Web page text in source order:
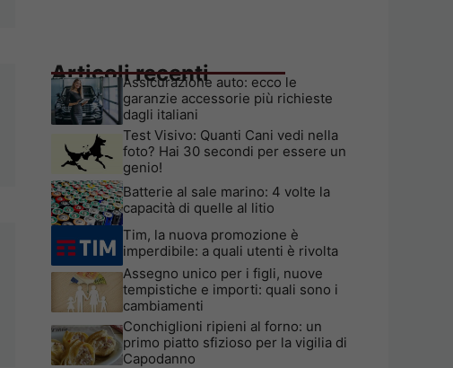
Articoli recenti
Assicurazione auto: ecco le
garanzie accessorie più richieste
dagli italiani
Test Visivo: Quanti Cani vedi nella
foto? Hai 30 secondi per essere un
genio!
Batterie al sale marino: 4 volte la
capacità di quelle al litio
Tim, la nuova promozione è
imperdibile: a quali utenti è rivolta
Assegno unico per i figli, nuove
tempistiche e importi: quali sono i
cambiamenti
Conchiglioni ripieni al forno: un
primo piatto sfizioso per la vigilia di
Capodanno